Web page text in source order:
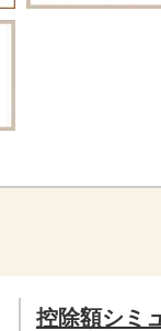
控除額シミ